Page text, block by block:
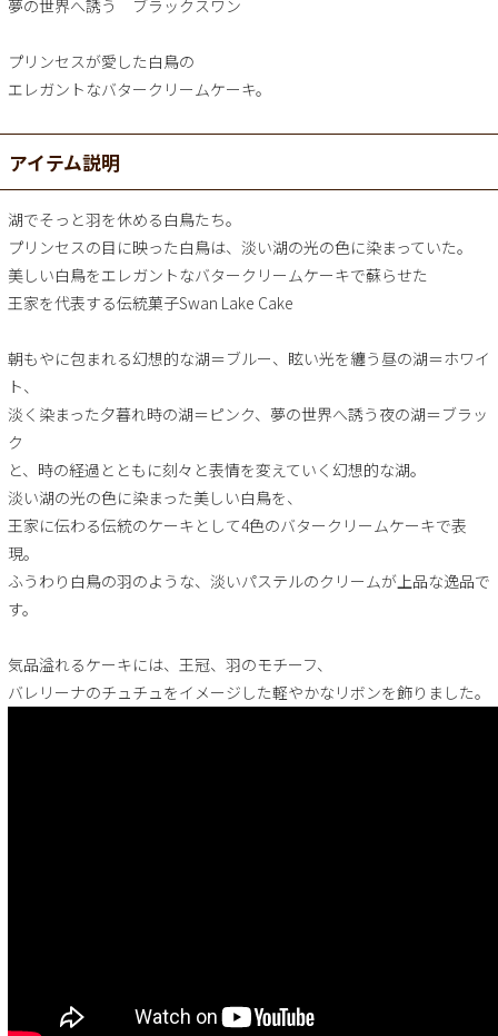
夢の世界へ誘う ブラックスワン
プリンセスが愛した白鳥の
エレガントなバタークリームケーキ。
アイテム説明
湖でそっと羽を休める白鳥たち。
プリンセスの目に映った白鳥は、淡い湖の光の色に染まっていた。
美しい白鳥をエレガントなバタークリームケーキで蘇らせた
王家を代表する伝統菓子Swan Lake Cake
朝もやに包まれる幻想的な湖＝ブルー、眩い光を纏う昼の湖＝ホワイ
ト、
淡く染まった夕暮れ時の湖＝ピンク、夢の世界へ誘う夜の湖＝ブラッ
ク
と、時の経過とともに刻々と表情を変えていく幻想的な湖。
淡い湖の光の色に染まった美しい白鳥を、
王家に伝わる伝統のケーキとして4色のバタークリームケーキで表
現。
ふうわり白鳥の羽のような、淡いパステルのクリームが上品な逸品で
す。
気品溢れるケーキには、王冠、羽のモチーフ、
バレリーナのチュチュをイメージした軽やかなリボンを飾りました。